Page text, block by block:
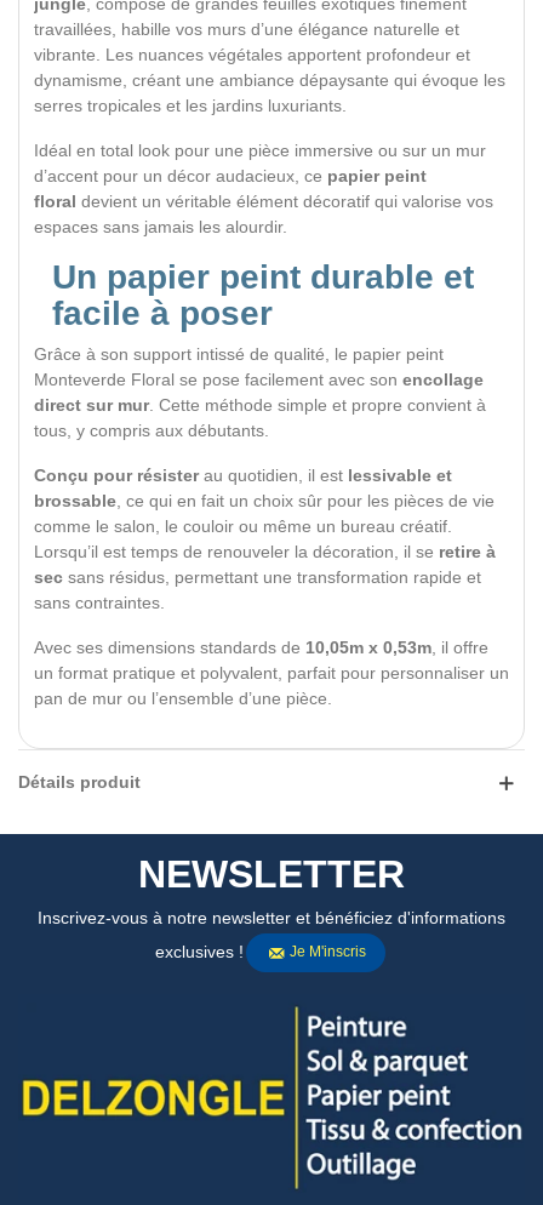
jungle, composé de grandes feuilles exotiques finement
travaillées, habille vos murs d’une élégance naturelle et
vibrante. Les nuances végétales apportent profondeur et
dynamisme, créant une ambiance dépaysante qui évoque les
serres tropicales et les jardins luxuriants.
Idéal en total look pour une pièce immersive ou sur un mur
d’accent pour un décor audacieux, ce papier peint
floral devient un véritable élément décoratif qui valorise vos
espaces sans jamais les alourdir.
Un papier peint durable et
facile à poser
Grâce à son support intissé de qualité, le papier peint
Monteverde Floral se pose facilement avec son encollage
direct sur mur. Cette méthode simple et propre convient à
tous, y compris aux débutants.
Conçu pour résisterau quotidien, il est lessivable et
brossable, ce qui en fait un choix sûr pour les pièces de vie
comme le salon, le couloir ou même un bureau créatif.
Lorsqu’il est temps de renouveler la décoration, il se retire à
sec sans résidus, permettant une transformation rapide et
sans contraintes.
Avec ses dimensions standards de 10,05m x 0,53m, il offre
un format pratique et polyvalent, parfait pour personnaliser un
pan de mur ou l’ensemble d’une pièce.
Détails produit
NEWSLETTER
Inscrivez-vous à notre newsletter et bénéficiez d'informations
exclusives !
Je M'inscris